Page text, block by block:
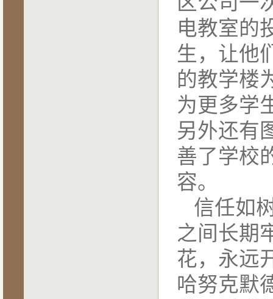
电教室的
生，让他
的教学楼
为更多学
另外还有
善了学校
容。
信任如
之间长期
花，永远
哈努克默